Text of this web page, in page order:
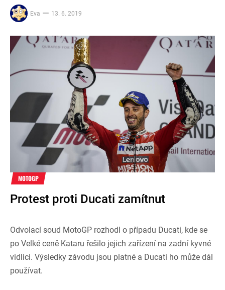
Eva 13. 6. 2019
MOTOGP
Protest proti Ducati zamítnut
Odvolací soud MotoGP rozhodl o případu Ducati, kde se
po Velké ceně Kataru řešilo jejich zařízení na zadní kyvné
vidlici. Výsledky závodu jsou platné a Ducati ho může dál
používat.